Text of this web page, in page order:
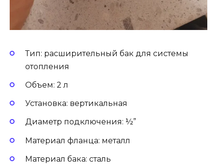
Тип: расширительный бак для системы
отопления
Объем: 2 л
Установка: вертикальная
Диаметр подключения: ½”
Материал фланца: металл
Материал бака: сталь